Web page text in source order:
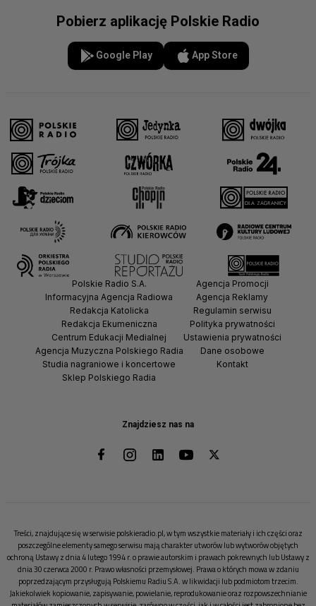
Pobierz aplikację Polskie Radio
Google Play App Store
Znajdziesz nas na
Polskie Radio S.A.
Informacyjna Agencja Radiowa
Redakcja Katolicka
Redakcja Ekumeniczna
Centrum Edukacji Medialnej
Agencja Muzyczna Polskiego Radia
Studia nagraniowe i koncertowe
Sklep Polskiego Radia
Agencja Promocji
Agencja Reklamy
Regulamin serwisu
Polityka prywatności
Ustawienia prywatności
Dane osobowe
Kontakt
Treści, znajdujące się w serwisie polskieradio.pl, w tym wszystkie materiały i ich części oraz
poszczególne elementy samego serwisu mają charakter utworów lub wytworów objętych
ochroną Ustawy z dnia 4 lutego 1994 r. o prawie autorskim i prawach pokrewnych lub Ustawy z
dnia 30 czerwca 2000 r. Prawo własności przemysłowej. Prawa o których mowa w zdaniu
poprzedzającym przysługują Polskiemu Radiu S.A. w likwidacji lub podmiotom trzecim.
Jakiekolwiek kopiowanie, zapisywanie, powielanie, reprodukowanie oraz rozpowszechnianie